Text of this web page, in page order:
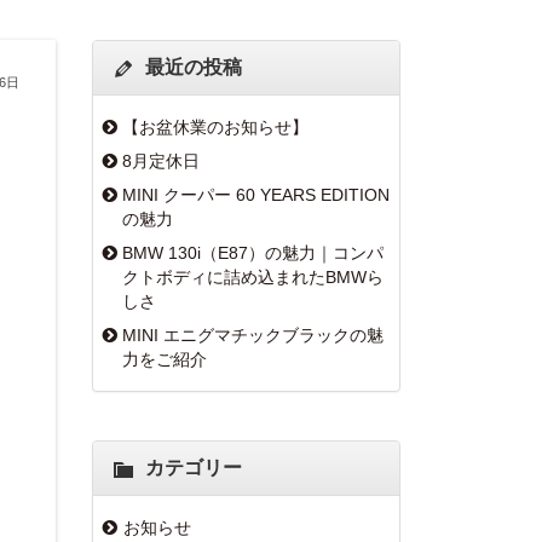
日
最近の投稿
【お盆休業のお知らせ】
8月定休日
MINI クーパー 60 YEARS EDITION
の魅力
BMW 130i（E87）の魅力｜コンパ
クトボディに詰め込まれたBMWら
しさ
MINI エニグマチックブラックの魅
力をご紹介
カテゴリー
お知らせ